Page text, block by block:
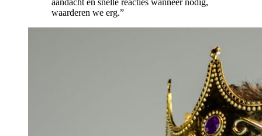
waarderen we erg.”